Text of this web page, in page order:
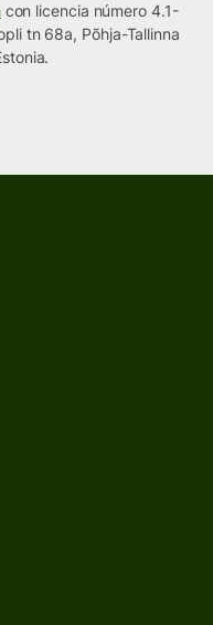
con licencia número 4.1-
tn 68a, Põhja-Tallinna